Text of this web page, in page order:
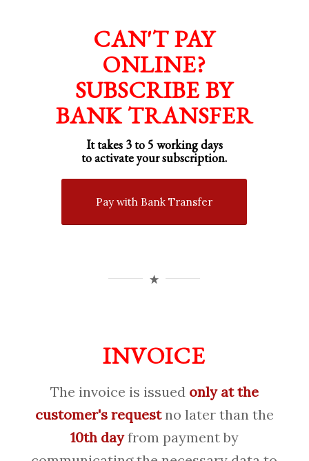
CAN'T PAY
ONLINE?
SUBSCRIBE BY
BANK TRANSFER
It takes 3 to 5 working days
to activate your subscription.
Pay with Bank Transfer
INVOICE
The invoice is issued only at the
customer's requestno later than the
10th dayfrom payment by